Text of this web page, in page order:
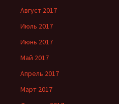
Август 2017
Июль 2017
Июнь 2017
Май 2017
Апрель 2017
Март 2017